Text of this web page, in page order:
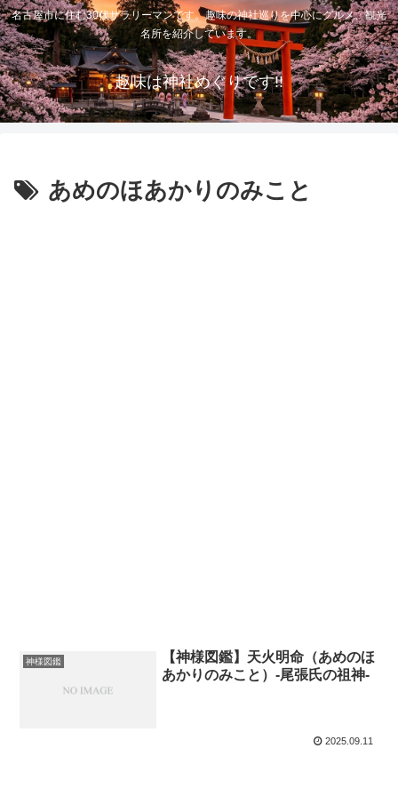
名古屋市に住む30代サラリーマンです。趣味の神社巡りを中心にグルメ、観光
名所を紹介しています。
趣味は神社めぐりです!!
あめのほあかりのみこと
神様図鑑
【神様図鑑】天火明命（あめのほ
あかりのみこと）-尾張氏の祖神-
2025.09.11